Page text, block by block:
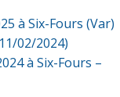
à Six-Fours (Var)
02/2024)
à Six-Fours –